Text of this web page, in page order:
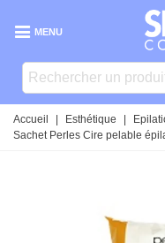
MENU
Accueil Esthétique
Sachet Perles Cire pelable